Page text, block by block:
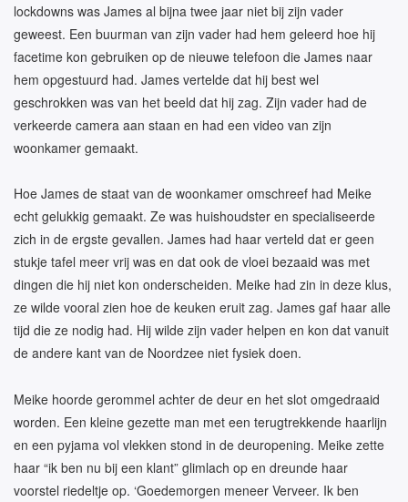
lockdowns was James al bijna twee jaar niet bij zijn vader
geweest. Een buurman van zijn vader had hem geleerd hoe hij
facetime kon gebruiken op de nieuwe telefoon die James naar
hem opgestuurd had. James vertelde dat hij best wel
geschrokken was van het beeld dat hij zag. Zijn vader had de
verkeerde camera aan staan en had een video van zijn
woonkamer gemaakt.
Hoe James de staat van de woonkamer omschreef had Meike
echt gelukkig gemaakt. Ze was huishoudster en specialiseerde
zich in de ergste gevallen. James had haar verteld dat er geen
stukje tafel meer vrij was en dat ook de vloei bezaaid was met
dingen die hij niet kon onderscheiden. Meike had zin in deze klus,
ze wilde vooral zien hoe de keuken eruit zag. James gaf haar alle
tijd die ze nodig had. Hij wilde zijn vader helpen en kon dat vanuit
de andere kant van de Noordzee niet fysiek doen.
Meike hoorde gerommel achter de deur en het slot omgedraaid
worden. Een kleine gezette man met een terugtrekkende haarlijn
en een pyjama vol vlekken stond in de deuropening. Meike zette
haar “ik ben nu bij een klant” glimlach op en dreunde haar
voorstel riedeltje op. ‘Goedemorgen meneer Verveer. Ik ben